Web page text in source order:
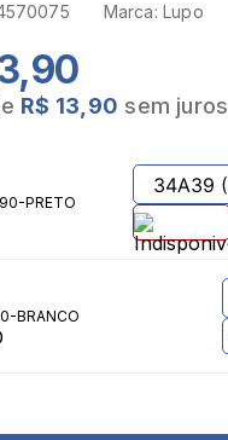
Marca:Lupo
R$ 13,90 sem juros
PRETO
BRANCO